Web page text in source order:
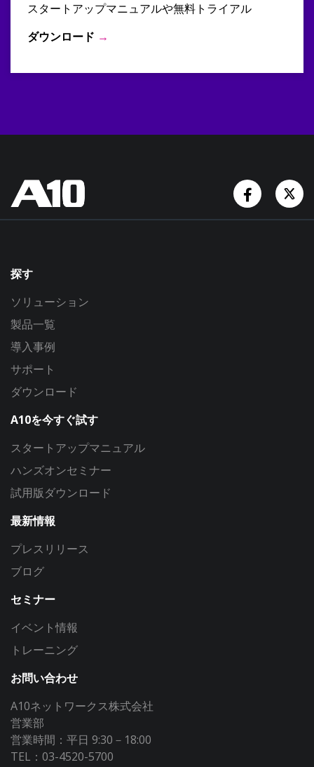
スタートアップマニュアルや無料トライアル
ダウンロード →
探す
ソリューション
製品一覧
導入事例
サポート
ダウンロード
A10を今すぐ試す
スタートアップマニュアル
ハンズオンセミナー
試用版ダウンロード
最新情報
プレスリリース
ブログ
セミナー
イベント情報
トレーニング
お問い合わせ
A10ネットワークス株式会社
営業部
営業時間：平日 9:30－18:00
TEL：03-4520-5700